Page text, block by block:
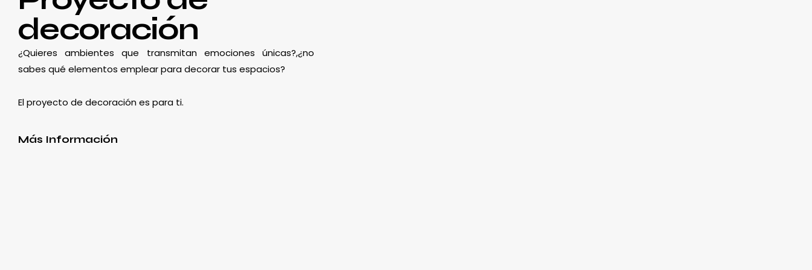
decoración
¿Quieres ambientes que transmitan emociones únicas?,¿no
sabes qué elementos emplear para decorar tus espacios?
El proyecto de decoración es para ti.
Más Información